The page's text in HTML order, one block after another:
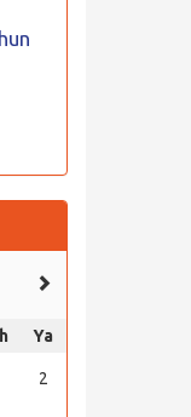
Ya
2